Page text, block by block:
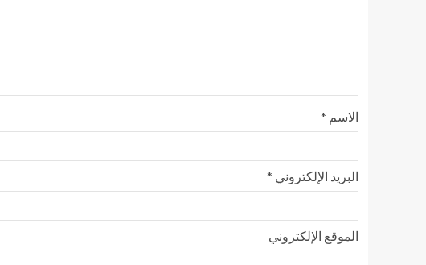
الاسم *
البريد الإلكتروني *
الموقع الإلكتروني